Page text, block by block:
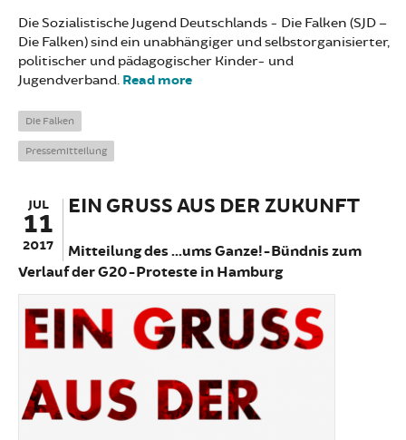
Die Sozialistische Jugend Deutschlands - Die Falken (SJD –
Die Falken) sind ein unabhängiger und selbstorganisierter,
politischer und pädagogischer Kinder- und
Jugendverband. Read more
Die Falken
Pressemitteilung
JUL
11
2017
EIN GRUSS AUS DER ZUKUNFT
Mitteilung des ...ums Ganze!-Bündnis zum
Verlauf der G20-Proteste in Hamburg